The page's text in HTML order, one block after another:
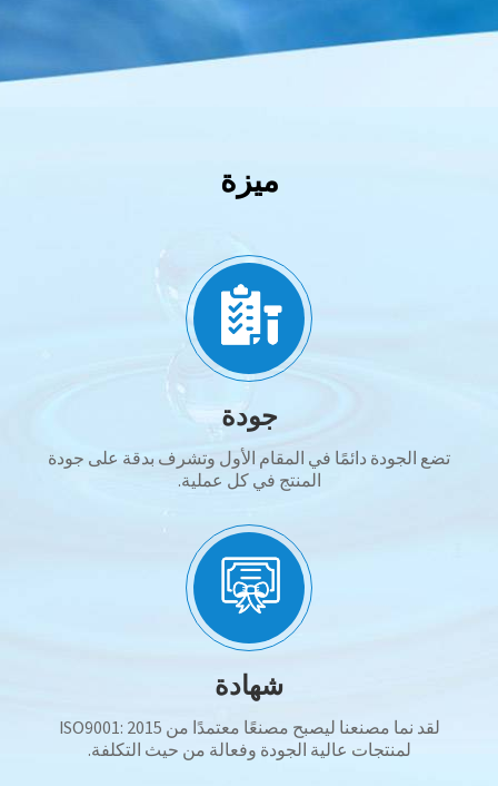
ميزة
جودة
تضع الجودة دائمًا في المقام الأول وتشرف بدقة على جودة
المنتج في كل عملية.
شهادة
لقد نما مصنعنا ليصبح مصنعًا معتمدًا من ISO9001: 2015
لمنتجات عالية الجودة وفعالة من حيث التكلفة.